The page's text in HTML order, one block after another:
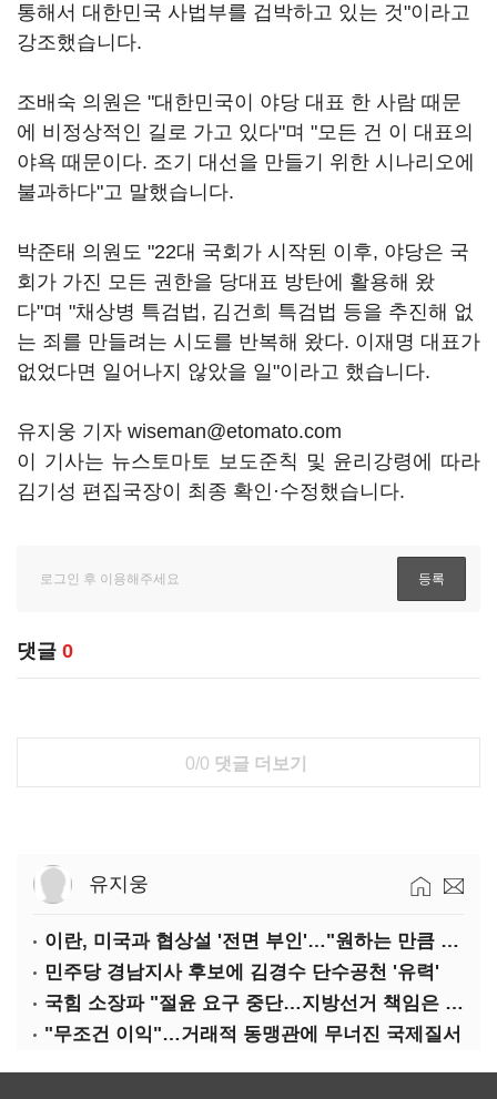
통해서 대한민국 사법부를 겁박하고 있는 것"이라고
강조했습니다.
조배숙 의원은 "대한민국이 야당 대표 한 사람 때문
에 비정상적인 길로 가고 있다"며 "모든 건 이 대표의
야욕 때문이다. 조기 대선을 만들기 위한 시나리오에
불과하다"고 말했습니다.
박준태 의원도 "22대 국회가 시작된 이후, 야당은 국
회가 가진 모든 권한을 당대표 방탄에 활용해 왔
다"며 "채상병 특검법, 김건희 특검법 등을 추진해 없
는 죄를 만들려는 시도를 반복해 왔다. 이재명 대표가
없었다면 일어나지 않았을 일"이라고 했습니다.
유지웅 기자 wiseman@etomato.com
이 기사는 뉴스토마토 보도준칙 및 윤리강령에 따라
김기성 편집국장이 최종 확인·수정했습니다.
댓글 0
0/0 댓글 더보기
유지웅
이란, 미국과 협상설 '전면 부인'…"원하는 만큼 전쟁 가능"
민주당 경남지사 후보에 김경수 단수공천 '유력'
국힘 소장파 "절윤 요구 중단…지방선거 책임은 장동혁 몫"
"무조건 이익"…거래적 동맹관에 무너진 국제질서